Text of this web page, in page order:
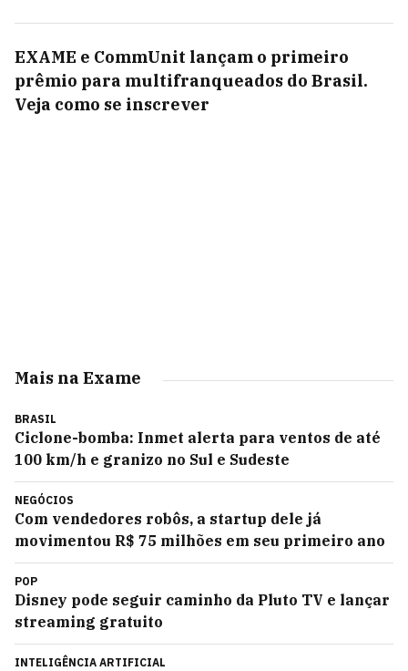
EXAME e CommUnit lançam o primeiro
prêmio para multifranqueados do Brasil.
Veja como se inscrever
Mais na Exame
BRASIL
Ciclone-bomba: Inmet alerta para ventos de até
100 km/h e granizo no Sul e Sudeste
NEGÓCIOS
Com vendedores robôs, a startup dele já
movimentou R$ 75 milhões em seu primeiro ano
POP
Disney pode seguir caminho da Pluto TV e lançar
streaming gratuito
INTELIGÊNCIA ARTIFICIAL